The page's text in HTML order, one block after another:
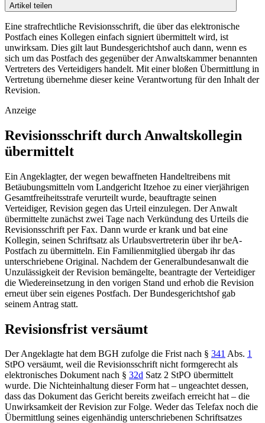
Artikel teilen
Eine strafrechtliche Revisionsschrift, die über das elektronische
Postfach eines Kollegen einfach signiert übermittelt wird, ist
unwirksam. Dies gilt laut Bundesgerichtshof auch dann, wenn es
sich um das Postfach des gegenüber der Anwaltskammer benannten
Vertreters des Verteidigers handelt. Mit einer bloßen Übermittlung in
Vertretung übernehme dieser keine Verantwortung für den Inhalt der
Revision.
Anzeige
Revisionsschrift durch Anwaltskollegin
übermittelt
Ein Angeklagter, der wegen bewaffneten Handeltreibens mit
Betäubungsmitteln vom Landgericht Itzehoe zu einer vierjährigen
Gesamtfreiheitsstrafe verurteilt wurde, beauftragte seinen
Verteidiger, Revision gegen das Urteil einzulegen. Der Anwalt
übermittelte zunächst zwei Tage nach Verkündung des Urteils die
Revisionsschrift per Fax. Dann wurde er krank und bat eine
Kollegin, seinen Schriftsatz als Urlaubsvertreterin über ihr beA-
Postfach zu übermitteln. Ein Familienmitglied übergab ihr das
unterschriebene Original. Nachdem der Generalbundesanwalt die
Unzulässigkeit der Revision bemängelte, beantragte der Verteidiger
die Wiedereinsetzung in den vorigen Stand und erhob die Revision
erneut über sein eigenes Postfach. DerBundesgerichtshofgab
seinem Antrag statt.
Revisionsfrist versäumt
Der Angeklagte hat dem BGH zufolge die Frist nach § 341 Abs. 1
StPO versäumt, weil die Revisionsschrift nicht formgerecht als
elektronisches Dokument nach § 32d Satz 2 StPO übermittelt
wurde. Die Nichteinhaltung dieser Form hat – ungeachtet dessen,
dass das Dokument das Gericht bereits zweifach erreicht hat – die
Unwirksamkeit der Revision zur Folge. Weder das Telefax noch die
Übermittlung seines eigenhändig unterschriebenen Schriftsatzes